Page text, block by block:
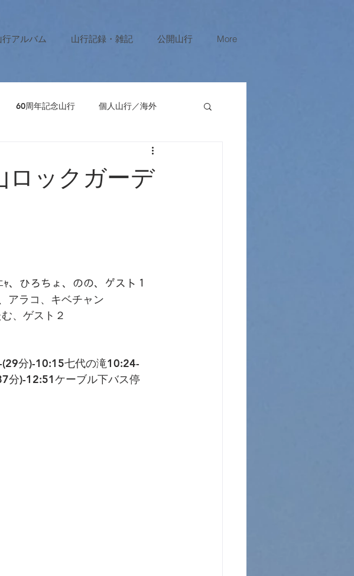
行アルバム 山行記録・雑記 公開山行 More
60周年記念山行 個人山行／海外
ックガーデ
、ひろちょ、のの、ゲスト１
アラコ、キベチャン
、ゲスト２
分)-10:15七代の滝10:24-
分)-12:51ケーブル下バス停